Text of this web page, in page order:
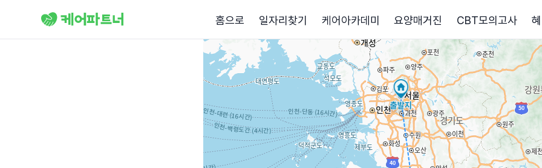
홈으로 일자리찾기 케어아카데미 요양매거진 CBT모의고사